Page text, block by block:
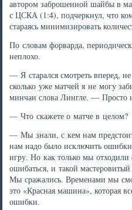
автором заброшенной шайбы в
с ЦСКА (1:4), подчеркнул, что
стараясь минимизировать
По словам форварда,
неплохо.
— Я старался смотреть вперед,
сколько уже матчей я не могу
минчан слова Лингле. — Просто
— Что скажете о матче в целом?
— Мы знали, с кем нам
нам надо было исключить
игру. Но как только мы
ошибаться, и такой
Мы сражались. Временами мы
это «Красная машина», которая
ошибки.